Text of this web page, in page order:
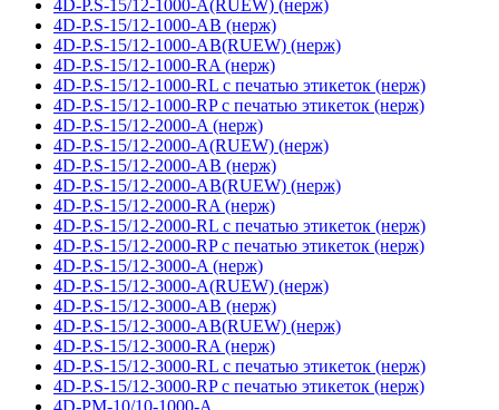
4D-P.S-15/12-1000-A(RUEW) (нерж)
4D-P.S-15/12-1000-AB (нерж)
4D-P.S-15/12-1000-AB(RUEW) (нерж)
4D-P.S-15/12-1000-RA (нерж)
4D-P.S-15/12-1000-RL с печатью этикеток (нерж)
4D-P.S-15/12-1000-RP с печатью этикеток (нерж)
4D-P.S-15/12-2000-A (нерж)
4D-P.S-15/12-2000-A(RUEW) (нерж)
4D-P.S-15/12-2000-AB (нерж)
4D-P.S-15/12-2000-AB(RUEW) (нерж)
4D-P.S-15/12-2000-RA (нерж)
4D-P.S-15/12-2000-RL с печатью этикеток (нерж)
4D-P.S-15/12-2000-RP с печатью этикеток (нерж)
4D-P.S-15/12-3000-A (нерж)
4D-P.S-15/12-3000-A(RUEW) (нерж)
4D-P.S-15/12-3000-AB (нерж)
4D-P.S-15/12-3000-AB(RUEW) (нерж)
4D-P.S-15/12-3000-RA (нерж)
4D-P.S-15/12-3000-RL с печатью этикеток (нерж)
4D-P.S-15/12-3000-RP с печатью этикеток (нерж)